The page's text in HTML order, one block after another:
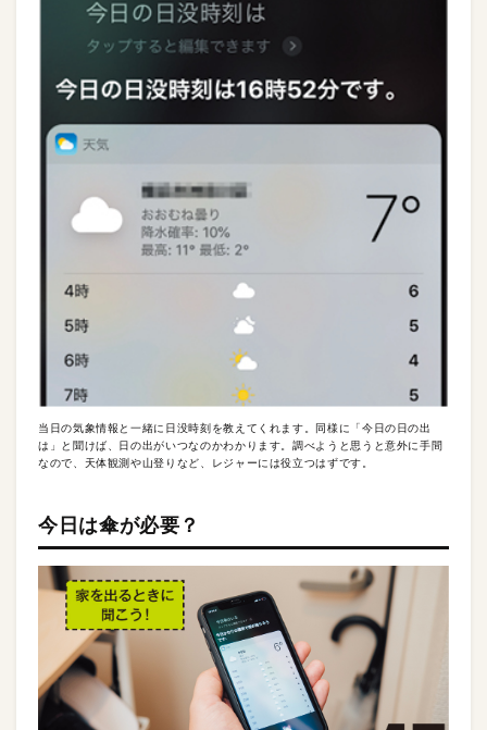
当日の気象情報と一緒に日没時刻を教えてくれます。同様に「今日の日の出
は」と聞けば、日の出がいつなのかわかります。調べようと思うと意外に手間
なので、天体観測や山登りなど、レジャーには役立つはずです。
今日は傘が必要？